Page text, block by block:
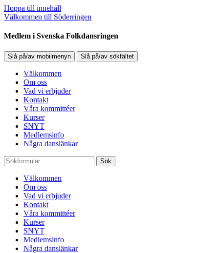
Hoppa till innehåll
Välkommen till Söderringen
Medlem i Svenska Folkdansringen
Slå på/av mobilmenyn Slå på/av sökfältet
Välkommen
Om oss
Vad vi erbjuder
Kontakt
Våra kommittéer
Kurser
SNYT
Medlemsinfo
Några danslänkar
Sök
Välkommen
Om oss
Vad vi erbjuder
Kontakt
Våra kommittéer
Kurser
SNYT
Medlemsinfo
Några danslänkar